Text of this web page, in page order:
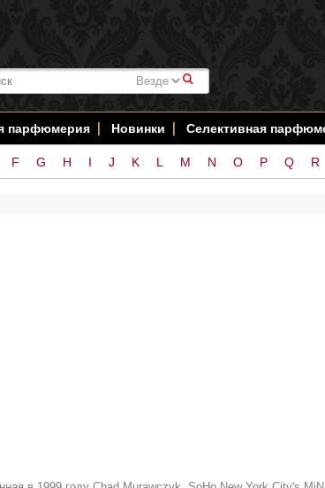
#
парфюмерия Новинки Селективная
F G H I J K L M N O P Q R